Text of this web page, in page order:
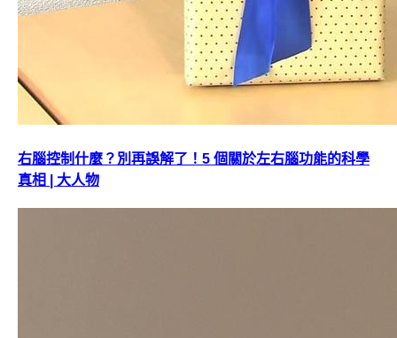
右腦控制什麼？別再誤解了！5 個關於左右腦功能的科學
真相 | 大人物